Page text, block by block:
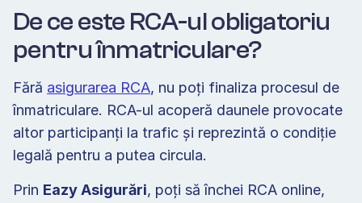
De ce este RCA-ul obligatoriu
pentru înmatriculare?
Fără asigurarea RCA, nu poți finaliza procesul de
înmatriculare. RCA-ul acoperă daunele provocate
altor participanți la trafic și reprezintă o condiție
legală pentru a putea circula.
Prin Eazy Asigurări, poți să închei RCA online,